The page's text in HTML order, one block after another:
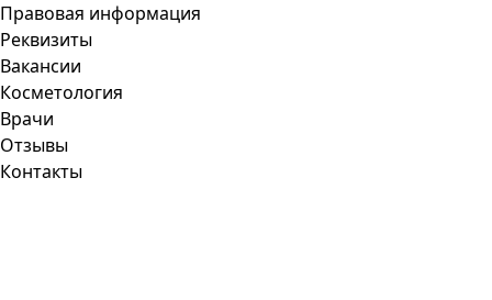
Правовая информация
Реквизиты
Вакансии
Косметология
Врачи
Отзывы
Контакты